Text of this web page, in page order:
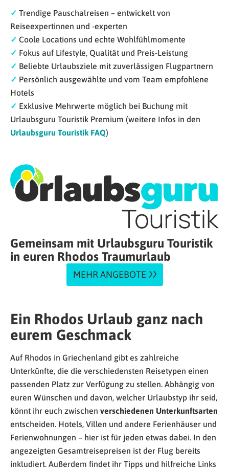
✓ Trendige Pauschalreisen – entwickelt von
Reiseexpertinnen und -experten
✓ Coole Locations und echte Wohlfühlmomente
✓ Fokus auf Lifestyle, Qualität und Preis-Leistung
✓ Beliebte Urlaubsziele mit zuverlässigen Flugpartnern
✓ Persönlich ausgewählte und vom Team empfohlene
Hotels
✓ Exklusive Mehrwerte möglich bei Buchung mit
Urlaubsguru Touristik Premium (weitere Infos in den
Urlaubsguru Touristik FAQ)
Gemeinsam mit Urlaubsguru Touristik
in euren Rhodos Traumurlaub
MEHR ANGEBOTE
Ein Rhodos Urlaub ganz nach
eurem Geschmack
Auf Rhodos in Griechenland gibt es zahlreiche
Unterkünfte, die die verschiedensten Reisetypen einen
passenden Platz zur Verfügung zu stellen. Abhängig von
euren Wünschen und davon, welcher Urlaubstyp ihr seid,
könnt ihr euch zwischen verschiedenen Unterkunftsarten
entscheiden. Hotels, Villen und andere Ferienhäuser und
Ferienwohnungen – hier ist für jeden etwas dabei. In den
angezeigten Gesamtreisepreisen ist der Flug bereits
inkludiert. Außerdem findet ihr Tipps und hilfreiche Links